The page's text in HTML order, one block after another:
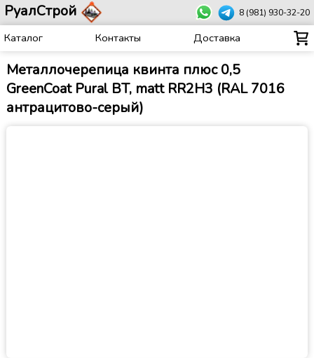
РуалСтрой 8 (981) 930-32-20
Каталог Контакты Доставка
Металлочерепица квинта плюс 0,5
GreenCoat Pural BT, matt RR2H3 (RAL 7016
антрацитово-серый)